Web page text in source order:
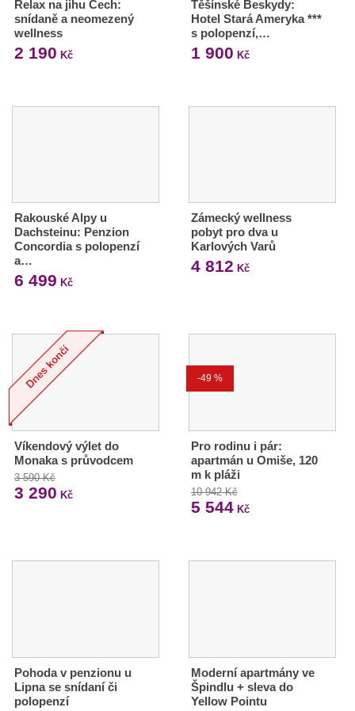
Relax na jihu Čech:
snídaně a neomezený
wellness
2 190 Kč
Těšínské Beskydy:
Hotel Stará Ameryka ***
s polopenzí,…
1 900 Kč
Rakouské Alpy u
Dachsteinu: Penzion
Concordia s polopenzí
a…
6 499 Kč
Zámecký wellness
pobyt pro dva u
Karlových Varů
4 812 Kč
Víkendový výlet do
Monaka s průvodcem
3 590 Kč
3 290 Kč
-49 %
Pro rodinu i pár:
apartmán u Omiše, 120
m k pláži
10 942 Kč
5 544Kč
Pohoda v penzionu u
Lipna se snídaní či
polopenzí
Moderní apartmány ve
Špindlu + sleva do
Yellow Pointu